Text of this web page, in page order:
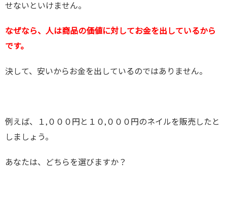
せないといけません。
なぜなら、人は商品の価値に対してお金を出しているから
です。
決して、安いからお金を出しているのではありません。
例えば、１,０００円と１０,０００円のネイルを販売したと
しましょう。
あなたは、どちらを選びますか？